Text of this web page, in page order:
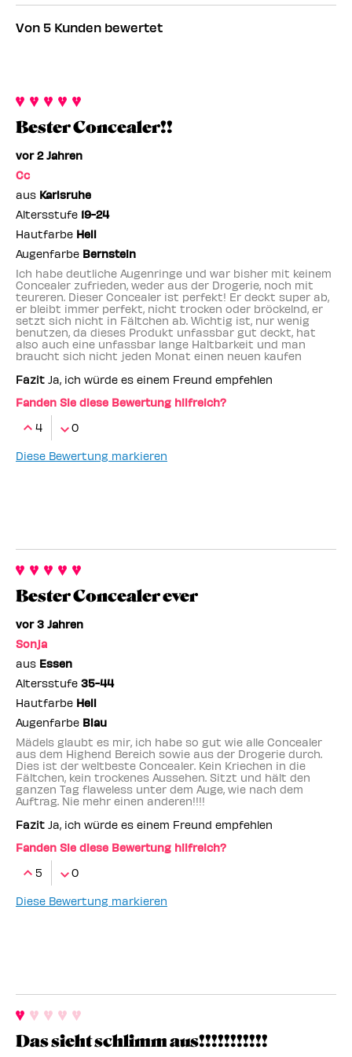
Marke,
und
Anzahl
der
Produkt-
ID,
durchschnittlicher
Bewertung
und
der
nach
Händler-
Kategorie,
durchschnittlicher
und
der
Bewertungen
Von 5 Kunden bewertet
Bester Concealer!!
vor 2 Jahren
Cc
aus Karlsruhe
Altersstufe 19-24
Hautfarbe Hell
Augenfarbe Bernstein
Ich habe deutliche Augenringe und war bisher mit keinem
Concealer zufrieden, weder aus der Drogerie, noch mit
teureren. Dieser Concealer ist perfekt! Er deckt super ab,
er bleibt immer perfekt, nicht trocken oder bröckelnd, er
setzt sich nicht in Fältchen ab. Wichtig ist, nur wenig
benutzen, da dieses Produkt unfassbar gut deckt, hat
also auch eine unfassbar lange Haltbarkeit und man
braucht sich nicht jeden Monat einen neuen kaufen
Fazit Ja, ich würde es einem Freund empfehlen
Fanden Sie diese Bewertung hilfreich?
4
0
Diese Bewertung markieren
Bester Concealer ever
vor 3 Jahren
Sonja
aus Essen
Altersstufe 35-44
Hautfarbe Hell
Augenfarbe Blau
Mädels glaubt es mir, ich habe so gut wie alle Concealer
aus dem Highend Bereich sowie aus der Drogerie durch.
Dies ist der weltbeste Concealer. Kein Kriechen in die
Fältchen, kein trockenes Aussehen. Sitzt und hält den
ganzen Tag flaweless unter dem Auge, wie nach dem
Auftrag. Nie mehr einen anderen!!!!
Fazit Ja, ich würde es einem Freund empfehlen
Fanden Sie diese Bewertung hilfreich?
5
0
Diese Bewertung markieren
Das sieht schlimm aus!!!!!!!!!!!